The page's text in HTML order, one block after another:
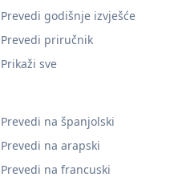
Prevedi godišnje izvješće
Prevedi priručnik
Prikaži sve
Prevedi na španjolski
Prevedi na arapski
Prevedi na francuski